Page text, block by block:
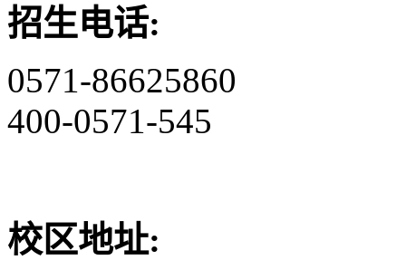
招生电话:
0571-86625860
400-0571-545
校区地址: